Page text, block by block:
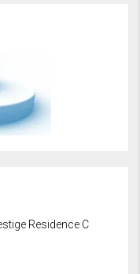
Residence C